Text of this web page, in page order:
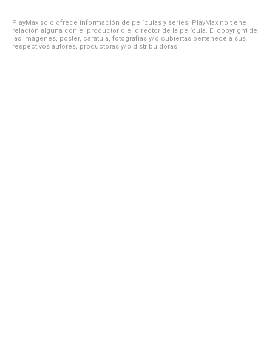
PlayMax solo ofrece información de películas y series, PlayMax no tiene
relación alguna con el productor o el director de la película. El copyright de
las imágenes, póster, carátula, fotografías y/o cubiertas pertenece a sus
respectivos autores, productoras y/o distribuidoras.